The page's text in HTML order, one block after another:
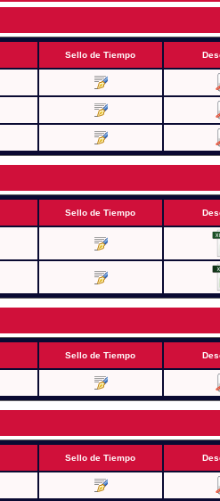
Sello de Tiempo
Sello de Tiempo
Sello de Tiempo
Sello de Tiempo